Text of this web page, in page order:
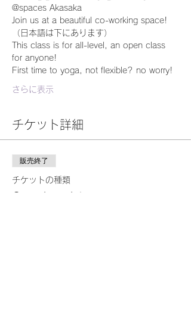
@spaces Akasaka
Join us at a beautiful co-working space!
（日本語は下にあります）
This class is for all-level, an open class
for anyone!
First time to yoga, not flexible? no worry!
さらに表示
チケット詳細
販売終了
チケットの種類